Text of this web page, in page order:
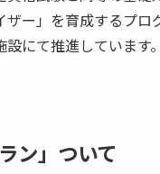
ー」を育成するプロ
にて推進しています。
ン」ついて